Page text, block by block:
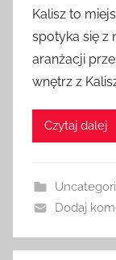
Kalisz to
spotyka się z
aranżacji
wnętrz z
Czytaj dalej
Dodaj